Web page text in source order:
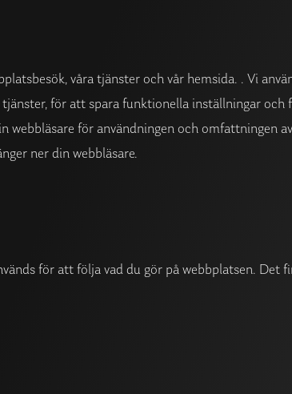
våra tjänster och vår hemsida. . Vi
för att spara funktionella inställningar
för användningen och omfattningen
ner din webbläsare.
för att följa vad du gör på webbplatsen. Det